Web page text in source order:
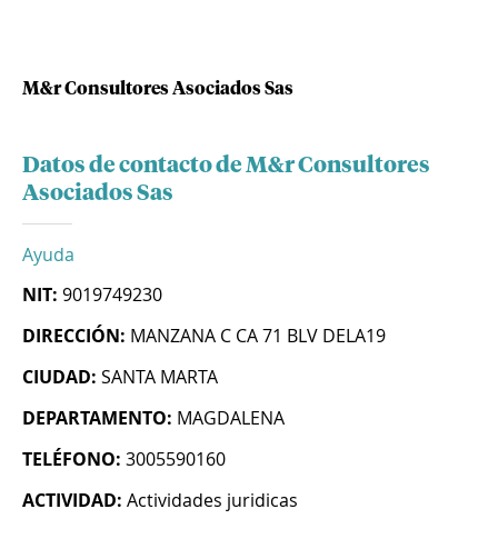
M&r Consultores Asociados Sas
Datos de contacto de M&r Consultores
Asociados Sas
Ayuda
NIT: 9019749230
DIRECCIÓN: MANZANA C CA 71 BLV DELA19
CIUDAD: SANTA MARTA
DEPARTAMENTO: MAGDALENA
TELÉFONO: 3005590160
ACTIVIDAD: Actividades juridicas